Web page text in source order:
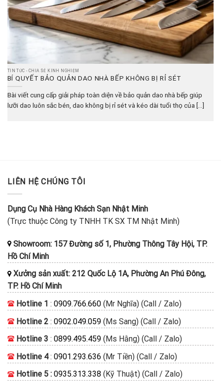
TIN TỨC - CHIA SẺ KINH NGHIỆM
BÍ QUYẾT BẢO QUẢN DAO NHÀ BẾP KHÔNG BỊ RỈ SÉT
Bài viết cung cấp giải pháp toàn diện về bảo quản dao nhà bếp giúp
lưỡi dao luôn sắc bén, dao không bị rỉ sét và kéo dài tuổi thọ của [...]
LIÊN HỆ CHÚNG TÔI
Dụng Cụ Nhà Hàng Khách Sạn Nhật Minh
(Trực thuộc Công ty TNHH TK SX TM Nhật Minh)
Showroom: 157 Đường số 1, Phường Thông Tây Hội, TP.
Hồ Chí Minh
Xưởng sản xuất: 212 Quốc Lộ 1A, Phường An Phú Đông,
TP. Hồ Chí Minh
Hotline 1 : 0909.766.660 (Mr Nghĩa) (Call / Zalo)
Hotline 2 : 0902.049.059 (Ms Sang) (Call / Zalo)
Hotline 3 : 0899.495.459 (Ms Hằng) (Call / Zalo)
Hotline 4: 0901.293.636 (Mr Tiền) (Call / Zalo)
Hotline 5 : 0935.313.338 (Kỹ Thuật) (Call / Zalo)